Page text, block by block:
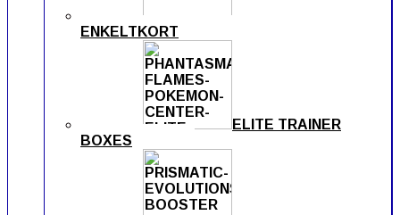
ENKELTKORT
ELITE TRAINER
BOXES